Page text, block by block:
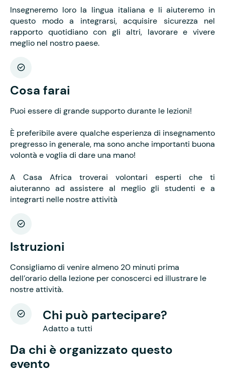
Insegneremo loro la lingua italiana e li aiuteremo in
questo modo a integrarsi, acquisire sicurezza nel
rapporto quotidiano con gli altri, lavorare e vivere
meglio nel nostro paese.
Cosa farai
Puoi essere di grande supporto durante le lezioni!
È preferibile avere qualche esperienza di insegnamento
pregresso in generale, ma sono anche importanti buona
volontà e voglia di dare una mano!
A Casa Africa troverai volontari esperti che ti
aiuteranno ad assistere al meglio gli studenti e a
integrarti nelle nostre attività
Istruzioni
Consigliamo di venire almeno 20 minuti prima
dell’orario della lezione per conoscerci ed illustrare le
nostre attività.
Chi può partecipare?
Adatto a tutti
Da chi è organizzato questo
evento